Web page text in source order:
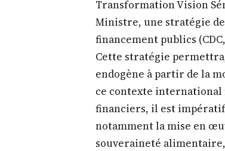
l’accélération de
terroirs et la mise en
filières à haute intensité
Dans cette phase de la
davantage les acteurs
composantes des
chapitre, le Président de
à présent, à la bonne